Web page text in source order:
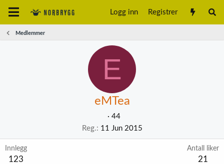
Logg inn Registrer
Medlemmer
E
eMTea
· 44
Reg.
11 Jun 2015
Innlegg
123
Antall liker
21